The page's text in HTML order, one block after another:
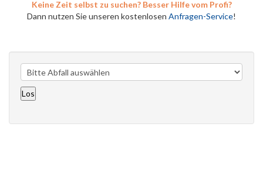
Keine Zeit selbst zu suchen? Besser Hilfe vom Profi?
Dann nutzen Sie unseren kostenlosen Anfragen-Service!